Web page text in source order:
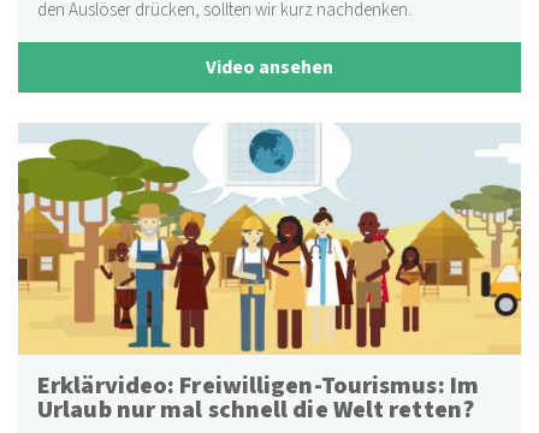
den Auslöser drücken, sollten wir kurz nachdenken.
Video ansehen
Erklärvideo: Freiwilligen-Tourismus: Im
Urlaub nur mal schnell die Welt retten?